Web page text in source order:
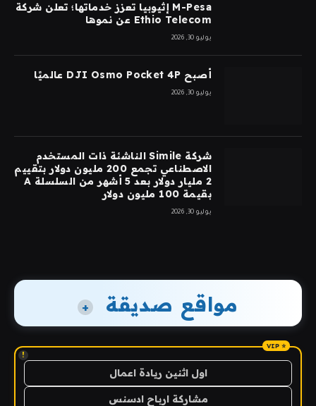
M-Pesa إثيوبيا تعزز خدماتها؛ تعلن شركة
Ethio Telecom عن نموها
يوليو 30, 2026
أصبح DJI Osmo Pocket 4P عالميًا
يوليو 30, 2026
شركة Simile الناشئة ذات المستخدم
الاصطناعي تجمع 200 مليون دولار بتقييم
2 مليار دولار بعد 5 أشهر من السلسلة A
بقيمة 100 مليون دولار
يوليو 30, 2026
مواقع صديقة +
!
اول اثنين ريادة اعمال
مشاركة ارباح ادسنس